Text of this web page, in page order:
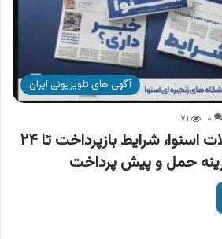
آگهی های تلویزیونی ایران
۰ ۷۱
آگهی محصولات اسنوا، شرایط بازپرداخت تا ۲۴
حمل و پیش پرداخت